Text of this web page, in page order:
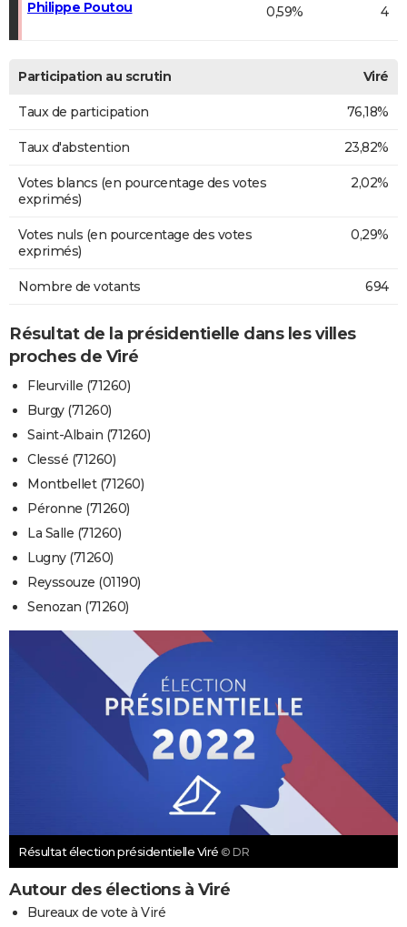
Philippe Poutou 0,59% 4
Participation au scrutin Viré
Taux de participation 76,18%
Taux d'abstention 23,82%
Votes blancs (en pourcentage des votes
exprimés)
2,02%
Votes nuls (en pourcentage des votes
exprimés)
0,29%
Nombre de votants 694
Résultat de la présidentielle dans les villes
proches de Viré
Fleurville (71260)
Burgy (71260)
Saint-Albain (71260)
Clessé (71260)
Montbellet (71260)
Péronne (71260)
La Salle (71260)
Lugny (71260)
Reyssouze (01190)
Senozan (71260)
Résultat élection présidentielle Viré © DR
Autour des élections à Viré
Bureaux de vote à Viré